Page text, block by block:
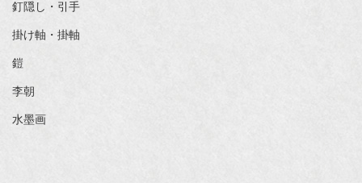
釘隠し・引手
掛け軸・掛軸
鎧
李朝
水墨画